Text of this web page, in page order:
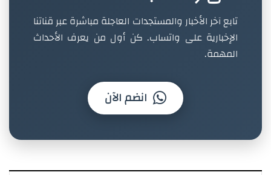
تابع آخر الأخبار والمستجدات العاجلة مباشرة عبر قناتنا
الإخبارية على واتساب. كن أول من يعرف الأحداث
المهمة.
انضم الآن